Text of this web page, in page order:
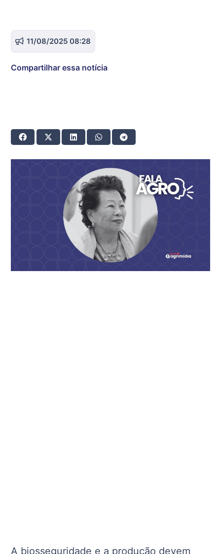
11/08/2025 08:28
Compartilhar essa notícia
A biosseguridade e a produção devem